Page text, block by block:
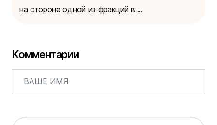
на стороне одной из фракций в ...
Комментарии